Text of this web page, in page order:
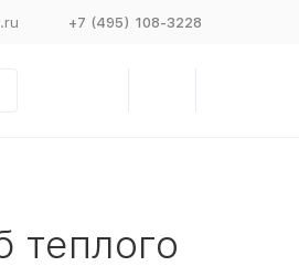
+7 (495) 108-3228
теплого